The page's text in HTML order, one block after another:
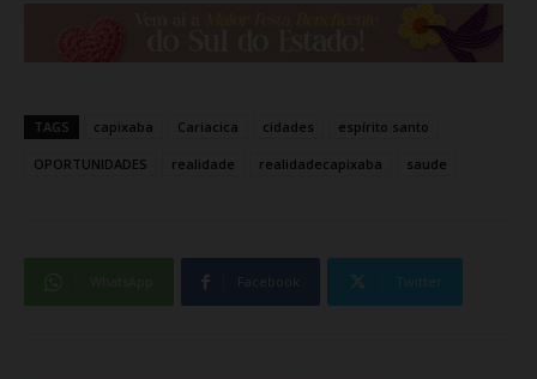
TAGS capixaba Cariacica cidades espírito santo
OPORTUNIDADES realidade realidadecapixaba saude
Facebook Twitter